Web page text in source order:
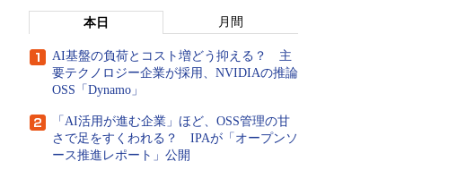
本日 月間
AI基盤の負荷とコスト増どう抑える？ 主
要テクノロジー企業が採用、NVIDIAの推論
OSS「Dynamo」
「AI活用が進む企業」ほど、OSS管理の甘
さで足をすくわれる？ IPAが「オープンソ
ース推進レポート」公開